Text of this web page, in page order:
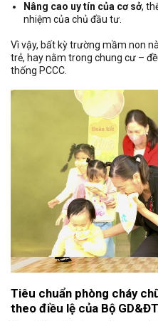
Nâng cao uy tín của cơ sở,
nhiệm của chủ đầu tư.
Vì vậy, bất kỳ trường mầm non
trẻ, hay nằm trong chung cư –
thống PCCC.
Tiêu chuẩn phòng cháy
theo điều lệ của Bộ GD&ĐT